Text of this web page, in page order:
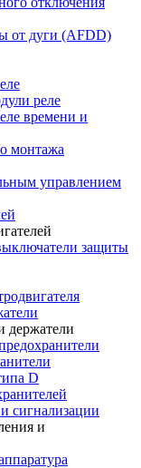
от дуги (AFDD)
реле
времени и
монтажа
управлением
защиты
держатели
D
сигнализации
и